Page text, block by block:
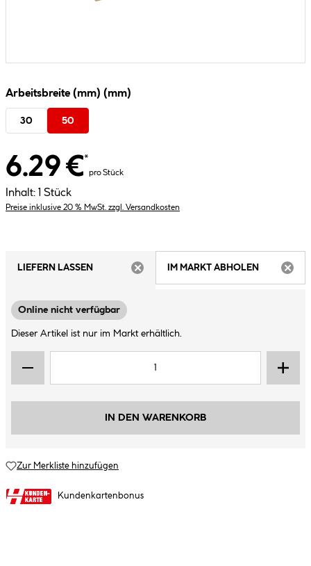
Arbeitsbreite (mm) (mm)
30 50
6.29 €*
pro Stück
Inhalt: 1 Stück
Preise inklusive 20 % MwSt. zzgl. Versandkosten
LIEFERN LASSEN
IM MARKT ABHOLEN
Online nicht verfügbar
Dieser Artikel ist nur im Markt erhältlich.
IN DEN WARENKORB
Zur Merkliste hinzufügen
Kundenkartenbonus